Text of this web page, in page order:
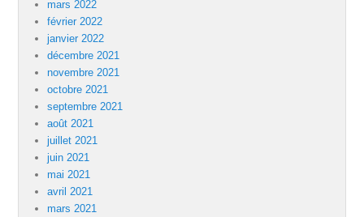
mars 2022
février 2022
janvier 2022
décembre 2021
novembre 2021
octobre 2021
septembre 2021
août 2021
juillet 2021
juin 2021
mai 2021
avril 2021
mars 2021